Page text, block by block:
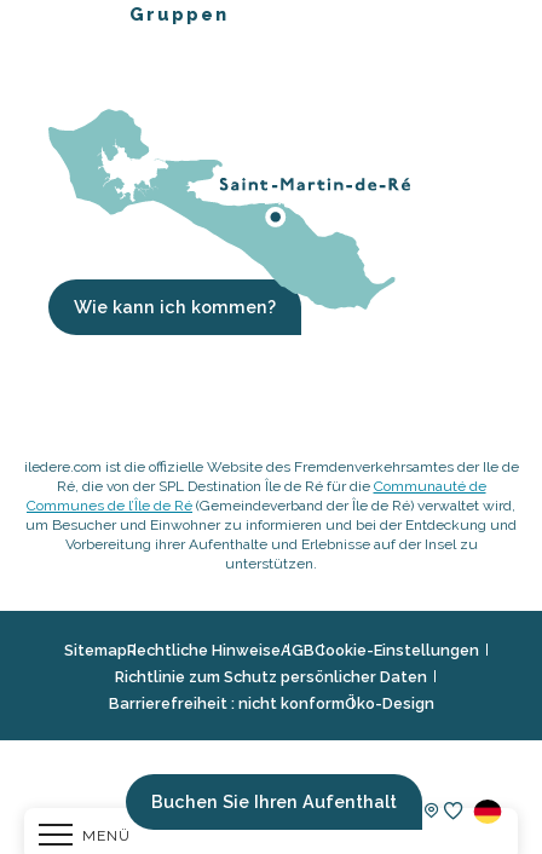
MENÜ
Buchen Sie Ihren Aufenthalt
Gruppen
Wie kann ich kommen?
iledere.com ist die offizielle Website des Fremdenverkehrsamtes der Ile de
Ré, die von der SPL Destination Île de Ré für die Communauté de
Communes de l’Île de Ré (Gemeindeverband der Île de Ré) verwaltet wird,
um Besucher und Einwohner zu informieren und bei der Entdeckung und
Vorbereitung ihrer Aufenthalte und Erlebnisse auf der Insel zu
unterstützen.
SitemapRechtliche HinweiseAGBCookie-Einstellungen
Richtlinie zum Schutz persönlicher Daten
Barrierefreiheit : nicht konformÖko-Design